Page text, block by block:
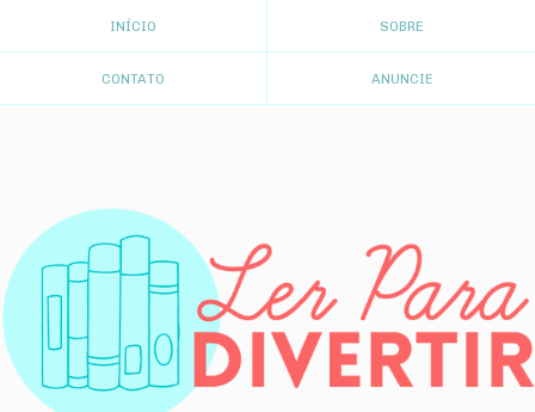
INÍCIO SOBRE
CONTATO ANUNCIE